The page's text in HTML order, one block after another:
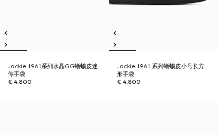
Jackie 1961系列水晶GG蜥蜴皮迷
你手袋
€ 4.800
Jackie 1961 系列蜥蜴皮小号长方
形手袋
€ 4.800